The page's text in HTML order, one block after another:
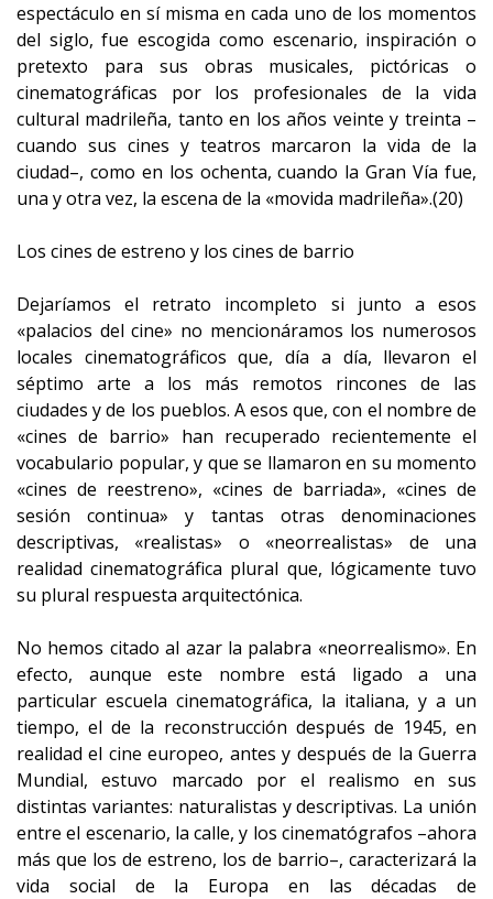
espectáculo en sí misma en cada uno de los momentos
del siglo, fue escogida como escenario, inspiración o
pretexto para sus obras musicales, pictóricas o
cinematográficas por los profesionales de la vida
cultural madrileña, tanto en los años veinte y treinta –
cuando sus cines y teatros marcaron la vida de la
ciudad–, como en los ochenta, cuando la Gran Vía fue,
una y otra vez, la escena de la «movida madrileña».(20)
Los cines de estreno y los cines de barrio
Dejaríamos el retrato incompleto si junto a esos
«palacios del cine» no mencionáramos los numerosos
locales cinematográficos que, día a día, llevaron el
séptimo arte a los más remotos rincones de las
ciudades y de los pueblos. A esos que, con el nombre de
«cines de barrio» han recuperado recientemente el
vocabulario popular, y que se llamaron en su momento
«cines de reestreno», «cines de barriada», «cines de
sesión continua» y tantas otras denominaciones
descriptivas, «realistas» o «neorrealistas» de una
realidad cinematográfica plural que, lógicamente tuvo
su plural respuesta arquitectónica.
No hemos citado al azar la palabra «neorrealismo». En
efecto, aunque este nombre está ligado a una
particular escuela cinematográfica, la italiana, y a un
tiempo, el de la reconstrucción después de 1945, en
realidad el cine europeo, antes y después de la Guerra
Mundial, estuvo marcado por el realismo en sus
distintas variantes: naturalistas y descriptivas. La unión
entre el escenario, la calle, y los cinematógrafos –ahora
más que los de estreno, los de barrio–, caracterizará la
vida social de la Europa en las décadas de